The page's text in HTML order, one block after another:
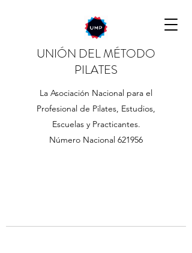
UNIÓN DEL MÉTODO
PILATES
La Asociación Nacional para el
Profesional de Pilates, Estudios,
Escuelas y Practicantes.
Número Nacional 621956